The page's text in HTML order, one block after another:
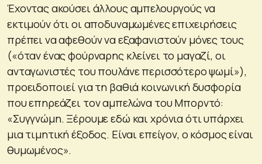
Έχοντας ακούσει άλλους αμπελουργούς να
εκτιμούν ότι οι αποδυναμωμένες επιχειρήσεις
πρέπει να αφεθούν να εξαφανιστούν μόνες τους
(«όταν ένας φούρναρης κλείνει το μαγαζί, οι
ανταγωνιστές του πουλάνε περισσότερο ψωμί»),
προειδοποιεί για τη βαθιά κοινωνική δυσφορία
που επηρεάζει τον αμπελώνα του Μπορντό:
«Συγγνώμη. Ξέρουμε εδώ και χρόνια ότι υπάρχει
μια τιμητική έξοδος. Είναι επείγον, ο κόσμος είναι
θυμωμένος».